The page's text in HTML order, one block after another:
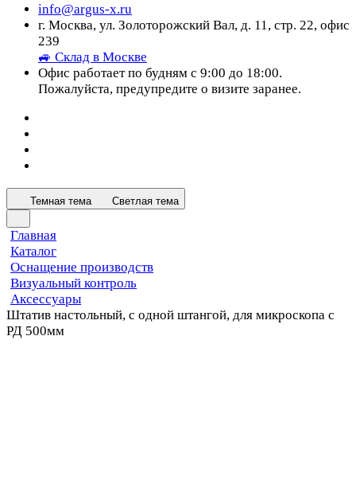
info@argus-x.ru
г. Москва, ул. Золоторожский Вал, д. 11, стр. 22, офис
239
🚙 Склад в Москве
Офис работает по будням с 9:00 до 18:00.
Пожалуйста, предупредите о визите заранее.
Темная тема Светлая тема
Главная
Каталог
Оснащение производств
Визуальный контроль
Аксессуары
Штатив настольный, с одной штангой, для микроскопа с
РД 500мм